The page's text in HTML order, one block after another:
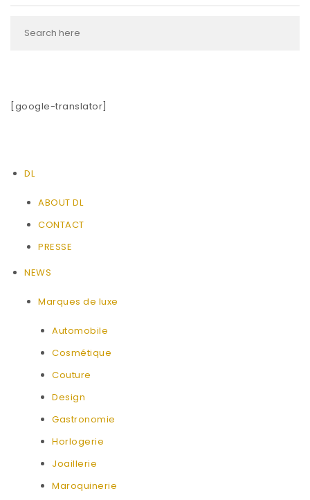
[google-translator]
DL
ABOUT DL
CONTACT
PRESSE
NEWS
Marques de luxe
Automobile
Cosmétique
Couture
Design
Gastronomie
Horlogerie
Joaillerie
Maroquinerie